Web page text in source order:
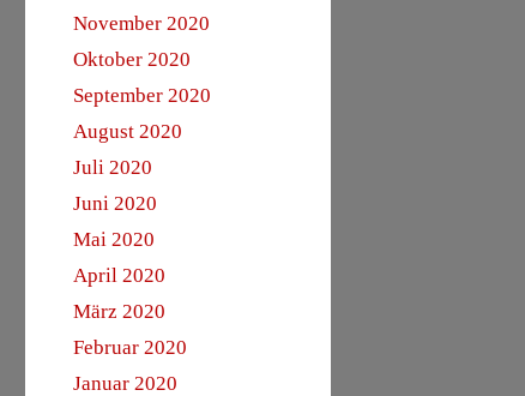
November 2020
Oktober 2020
September 2020
August 2020
Juli 2020
Juni 2020
Mai 2020
April 2020
März 2020
Februar 2020
Januar 2020